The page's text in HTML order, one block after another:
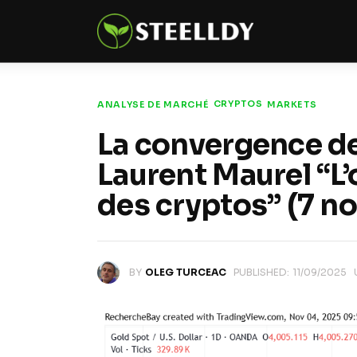
Markets
ANALYSE DE MARCHÉ CRYPTOS MARKETS
La convergence
Laurent Maurel
des cryptos” (7
BY OLEG TURCEAC PUBLISHED: 11/09/2025